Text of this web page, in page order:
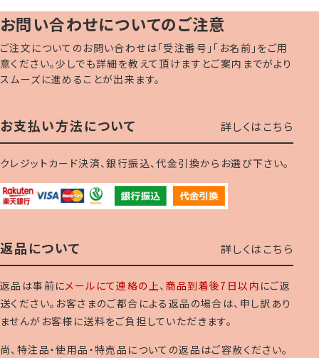
お問い合わせについてのご注意
ご注文についてのお問い合わせは「受注番号」「お名前」をご用
意ください。少しでも詳細を教えて頂けますとご案内までがより
スムーズに進めることが出来ます。
お支払い方法について 詳しくはこちら
クレジットカード決済、銀行振込、代金引換からお選び下さい。
返品について 詳しくはこちら
返品は事前にメールにて連絡の上、 商品到着後7日以内 にご返
送ください。お客さまのご都合による返品の場合は、申し訳あり
ませんがお客様に送料をご負担していただきます。
尚、特注品・使用品・特売品についての返品はご容赦ください。